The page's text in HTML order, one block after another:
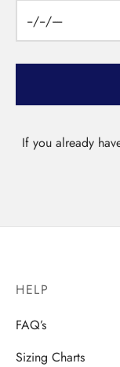
If you already
HELP
FAQ’s
Sizing Charts